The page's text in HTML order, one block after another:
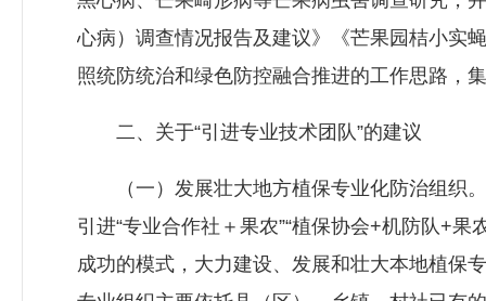
心病）调查情况报告及建议》《芒果园桔小实
照统防统治和绿色防控融合推进的工作思路，
二、关于“引进专业技术团队”的建议
（一）发展壮大地方植保专业化防治组织。
引进“专业合作社＋果农”“植保协会+机防队+果
成功的模式，大力建设、发展和壮大本地植保